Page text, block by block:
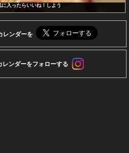
入ったらいいね！しよう
レンダーを
ンダーをフォローする